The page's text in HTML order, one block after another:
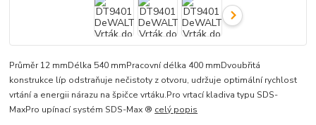
Průměr 12 mmDélka 540 mmPracovní délka 400 mmDvoubřitá
konstrukce líp odstraňuje nečistoty z otvoru, udržuje optimální rychlost
vrtání a energii nárazu na špičce vrtáku.Pro vrtací kladiva typu SDS-
MaxPro upínací systém SDS-Max ® celý popis